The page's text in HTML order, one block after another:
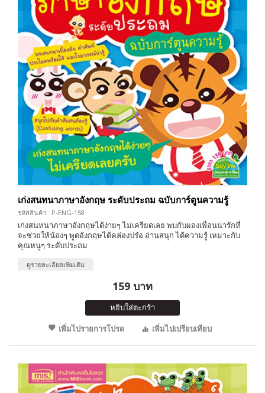
เก่งสนทนาภาษาอังกฤษ ระดับประถม ฉบับการ์ตูนความรู้
รหัสสินค้า : P-ENG-158
เก่งสนทนาภาษาอังกฤษได้ง่ายๆ ไม่เครียดเลย พบกับผองเพื่อนน่ารักที่
จะช่วยให้น้องๆ พูดอังกฤษได้คล่องปร๋อ อ่านสนุก ได้ความรู้ เหมาะกับ
คุณหนูๆ ระดับประถม
ดูรายละเอียดเพิ่มเติม
159 บาท
หยิบใส่ตะกร้า
เพิ่มไปรายการโปรด
เพิ่มไปเปรียบเทียบ